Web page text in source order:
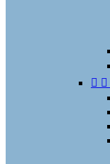
 